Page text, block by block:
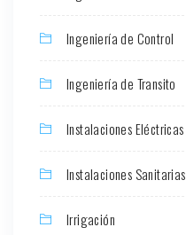
Ingeniería de Control
Ingeniería de Transito
Instalaciones Eléctricas
Instalaciones Sanitarias
Irrigación